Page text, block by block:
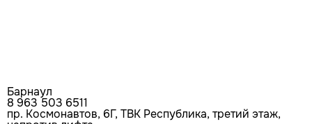
Барнаул
8 963 503 6511
пр. Космонавтов, 6Г, ТВК Республика, третий этаж,